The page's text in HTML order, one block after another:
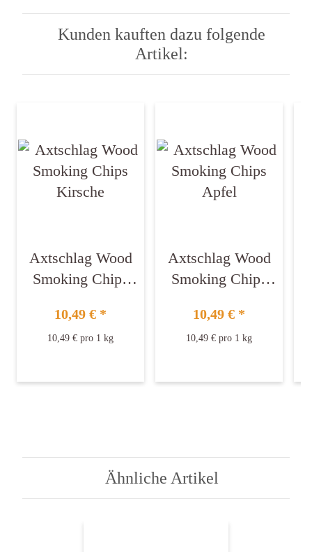
Kunden kauften dazu folgende
Artikel:
Axtschlag Wood
Smoking Chips
10,49 € *
10,49 € pro 1 kg
Axtschlag Wood
Smoking Chips
10,49 € *
10,49 € pro 1 kg
Ähnliche Artikel